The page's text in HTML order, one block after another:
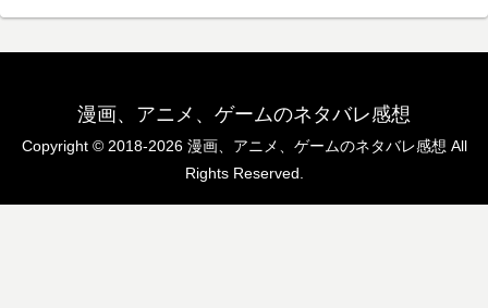
漫画、アニメ、ゲームのネタバレ感想
Copyright © 2018-2026 漫画、アニメ、ゲームのネタバレ感想 All
Rights Reserved.